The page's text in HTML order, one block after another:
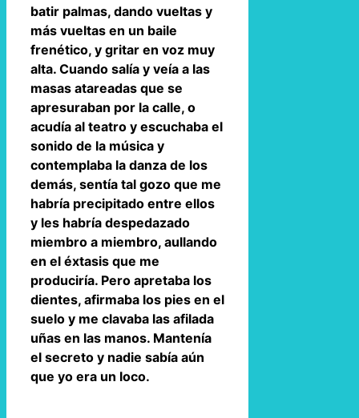
batir palmas, dando vueltas y
más vueltas en un baile
frenético, y gritar en voz muy
alta. Cuando salía y veía a las
masas atareadas que se
apresuraban por la calle, o
acudía al teatro y escuchaba el
sonido de la música y
contemplaba la danza de los
demás, sentía tal gozo que me
habría precipitado entre ellos
y les habría despedazado
miembro a miembro, aullando
en el éxtasis que me
produciría. Pero apretaba los
dientes, afirmaba los pies en el
suelo y me clavaba las afilada
uñas en las manos. Mantenía
el secreto y nadie sabía aún
que yo era un loco.